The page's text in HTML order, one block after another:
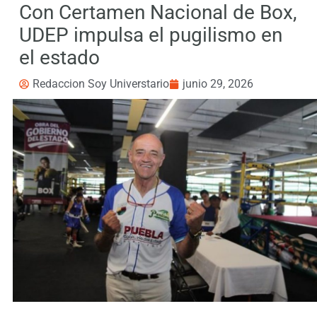
Con Certamen Nacional de Box,
UDEP impulsa el pugilismo en
el estado
Redaccion Soy Universtario junio 29, 2026